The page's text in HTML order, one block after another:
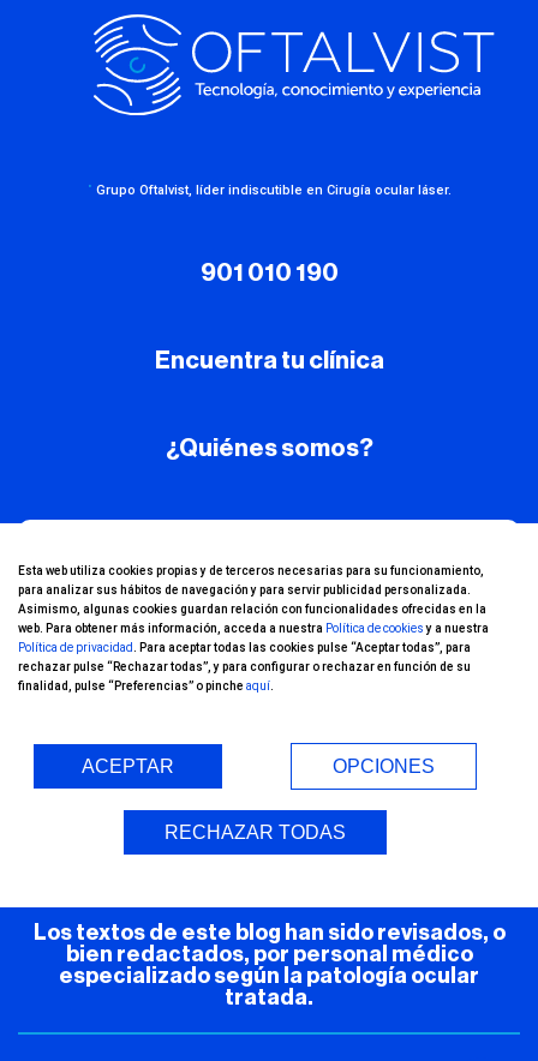
· Grupo Oftalvist, líder indiscutible en Cirugía ocular láser.
901 010 190
Encuentra tu clínica
¿Quiénes somos?
¡Conoce nuestro
canal de YouTube!
Entorno Seguro (COVID-19)
Los textos de este blog han sido revisados, o
bien redactados, por personal médico
especializado según la patología ocular
tratada.
Esta web utiliza cookies propias y de terceros necesarias para su funcionamiento,
para analizar sus hábitos de navegación y para servir publicidad personalizada.
Asimismo, algunas cookies guardan relación con funcionalidades ofrecidas en la
web. Para obtener más información, acceda a nuestra Política de cookiesy a nuestra
Política de privacidad
. Para aceptar todas las cookies pulse “Aceptar todas”, para
rechazar pulse “Rechazar todas”, y para configurar o rechazar en función de su
finalidad, pulse “Preferencias” o pinche aquí
ACEPTAR OPCIONES
RECHAZAR TODAS